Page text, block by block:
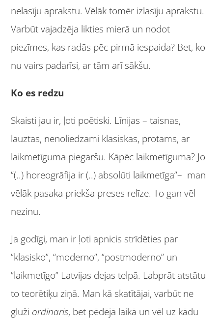
nelasīju aprakstu. Vēlāk tomēr izlasīju aprakstu.
Varbūt vajadzēja likties mierā un nodot
piezīmes, kas radās pēc pirmā iespaida? Bet, ko
nu vairs padarīsi, ar tām arī sākšu.
Ko es redzu
Skaisti jau ir, ļoti poētiski. Līnijas – taisnas,
lauztas, nenoliedzami klasiskas, protams, ar
laikmetīguma piegaršu. Kāpēc laikmetīguma? Jo
“(..) horeogrāfija ir (..) absolūti laikmetīga”– man
vēlāk pasaka priekša preses relīze. To gan vēl
nezinu.
Ja godīgi, man ir ļoti apnicis strīdēties par
“klasisko”, “moderno”, “postmoderno” un
“laikmetīgo” Latvijas dejas telpā. Labprāt atstātu
to teorētiķu ziņā. Man kā skatītājai, varbūt ne
gluži ordinaris, bet pēdējā laikā un vēl uz kādu